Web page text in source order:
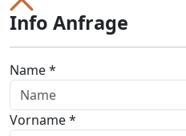
Info Anfrage
Name *
Vorname *